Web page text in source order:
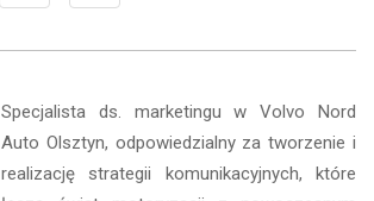
Specjalista ds. marketingu w Volvo Nord
Auto Olsztyn, odpowiedzialny za tworzenie i
realizację strategii komunikacyjnych, które